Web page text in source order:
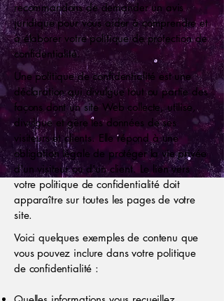
recommandons de demander un avis
juridique pour vous aider à comprendre et
à élaborer votre politique de protection de
confidentialité.
Une politique de confidentialité est une
déclaration qui divulgue tout ou partie des
façons dont un site Web collecte, utilise,
divulgue et gère les données de ses
visiteurs et clients. Elle répond à une
obligation légale de protéger la vie privée
d'un visiteur ou d'un client. Le lien vers
votre politique de confidentialité doit
apparaître sur toutes les pages de votre
site.
Voici quelques exemples de contenu que
vous pouvez inclure dans votre politique
de confidentialité :